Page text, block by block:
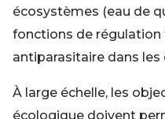
écosystèmes (eau de
fonctions de
antiparasitaire dans les
À large échelle, les
écologique doivent